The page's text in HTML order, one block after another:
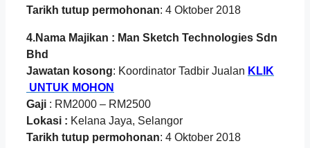
Tarikh tutup permohonan: 4 Oktober 2018
4.Nama Majikan : Man Sketch Technologies Sdn
Bhd
Jawatan kosong: Koordinator Tadbir Jualan KLIK
UNTUK MOHON
Gaji : RM2000 – RM2500
Lokasi : Kelana Jaya, Selangor
Tarikh tutup permohonan: 4 Oktober 2018